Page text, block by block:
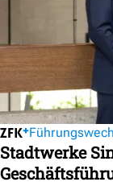
Stadtwerke